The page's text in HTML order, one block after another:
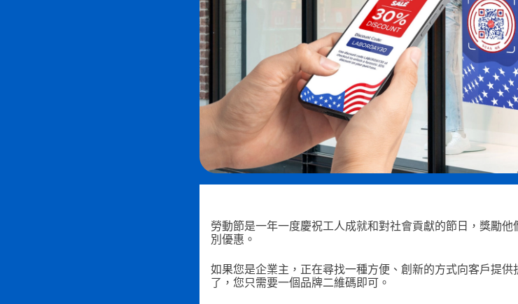
勞動節是一年一度慶祝工人成就和對社會貢獻的節日，獎勵
別優惠。
如果您是企業主，正在尋找一種方便、創新的方式向客戶提
了，您只需要一個品牌二維碼即可。